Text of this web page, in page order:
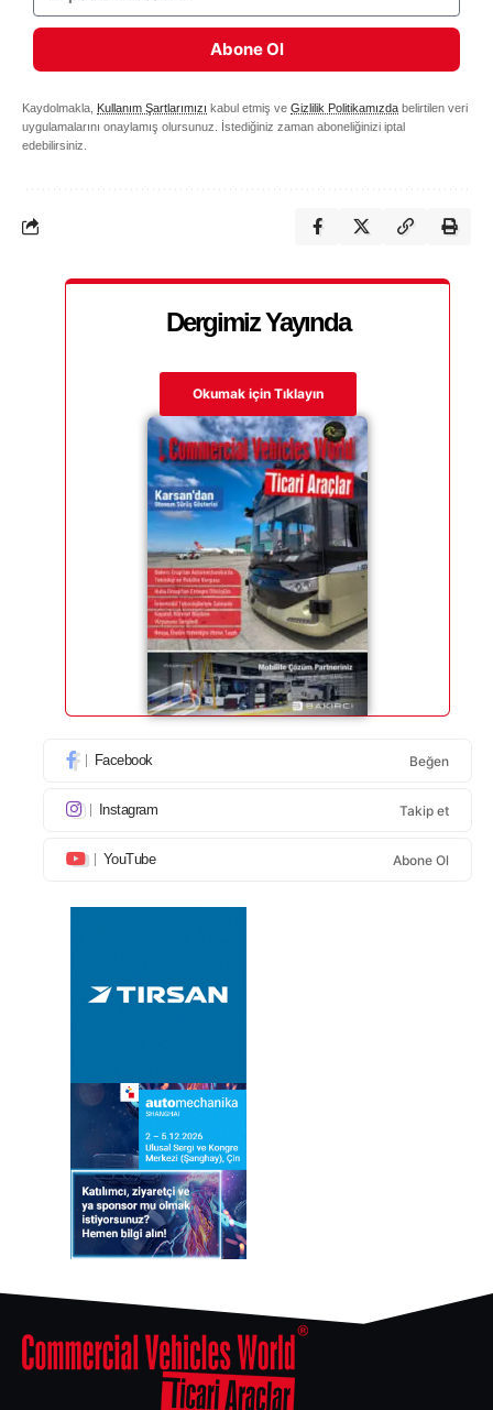
Abone Ol
Kaydolmakla, Kullanım Şartlarımızı kabul etmiş ve Gizlilik Politikamızda belirtilen veri
uygulamalarını onaylamış olursunuz. İstediğiniz zaman aboneliğinizi iptal
edebilirsiniz.
Dergimiz Yayında
Okumak için Tıklayın
Facebook Beğen
Instagram Takip et
YouTube Abone Ol